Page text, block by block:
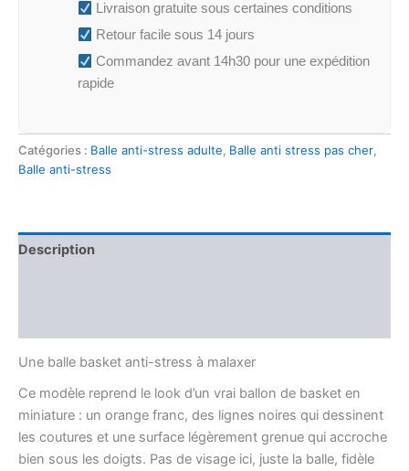
Livraison gratuite sous certaines conditions
Retour facile sous 14 jours
Commandez avant 14h30 pour une expédition
rapide
Catégories : Balle anti-stress adulte, Balle anti stress pas cher,
Balle anti-stress
Description
Une balle basket anti-stress à malaxer
Ce modèle reprend le look d’un vrai ballon de basket en
miniature : un orange franc, des lignes noires qui dessinent
les coutures et une surface légèrement grenue qui accroche
bien sous les doigts. Pas de visage ici, juste la balle, fidèle